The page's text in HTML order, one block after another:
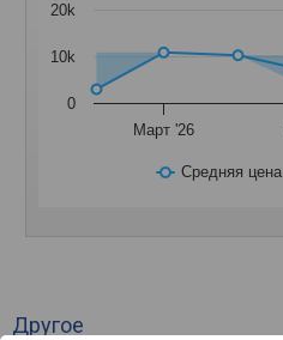
Средняя цена
Март '26
0
10k
20k
Другое